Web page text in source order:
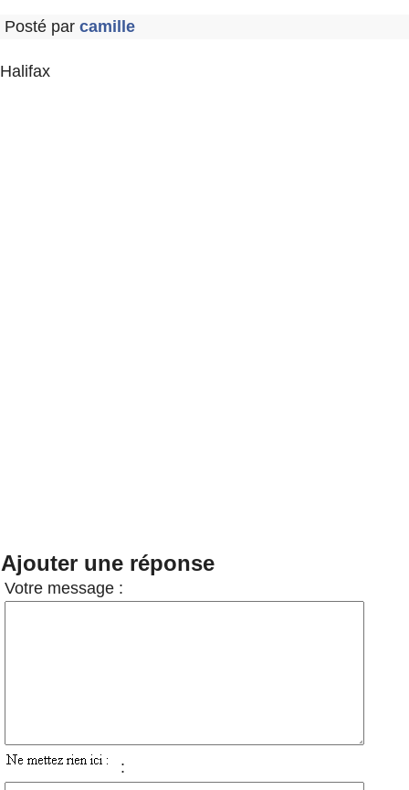
Posté par camille
Halifax
Ajouter une réponse
Votre message :
: